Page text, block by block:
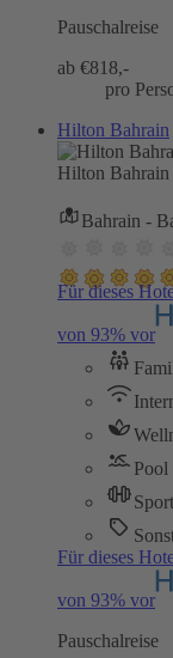
Pauschalreise
ab €818,-
pro
Hilton Bahrain
Hilton Bahrain
Bahrain -
Für dieses
von 93% vor
Pool
Sport
Für dieses
von 93% vor
Pauschalreise